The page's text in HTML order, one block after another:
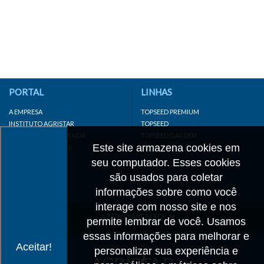
Aceitar!
Este site armazena cookies em
seu computador. Esses cookies
são usados para coletar
informações sobre como você
interage com nosso site e nos
permite lembrar de você. Usamos
essas informações para melhorar e
personalizar sua experiência e
PORTAL
A EMPRESA
INSTITUTO AGRISTAR
DISTRIBUIDOR/REVENDA
LINKS IMPORTANTES
LINHAS
TOPSEED PREMIUM
TOPSEED
TOPSEED GARDEN
SUPERSEED
ATENDIMENTO